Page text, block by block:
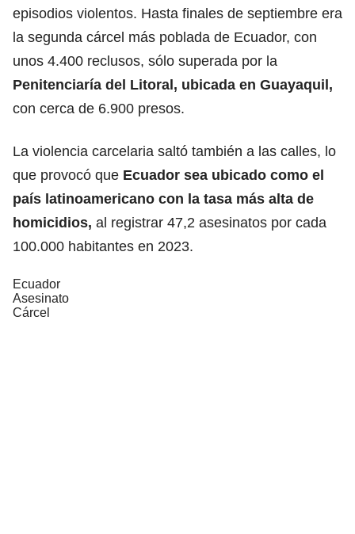
episodios violentos. Hasta finales de septiembre era
la segunda cárcel más poblada de Ecuador, con
unos 4.400 reclusos, sólo superada por la
Penitenciaría del Litoral, ubicada en Guayaquil,
con cerca de 6.900 presos.
La violencia carcelaria saltó también a las calles, lo
que provocó que Ecuador sea ubicado como el
país latinoamericano con la tasa más alta de
homicidios, al registrar 47,2 asesinatos por cada
100.000 habitantes en 2023.
Ecuador
Asesinato
Cárcel